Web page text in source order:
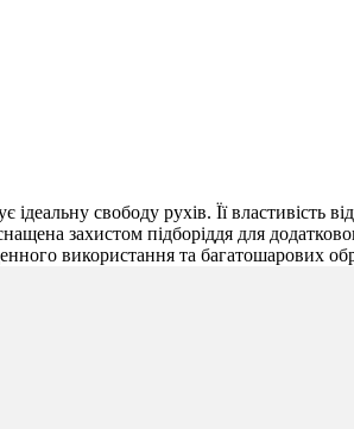
свободу рухів. Її властивість
захистом підборіддя для
використання та багатошарових